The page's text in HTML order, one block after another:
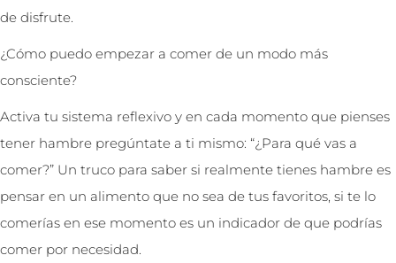
de disfrute.
¿Cómo puedo empezar a comer de un modo más
consciente?
Activa tu sistema reflexivo y en cada momento que pienses
tener hambre pregúntate a ti mismo: “¿Para qué vas a
comer?” Un truco para saber si realmente tienes hambre es
pensar en un alimento que no sea de tus favoritos, si te lo
comerías en ese momento es un indicador de que podrías
comer por necesidad.